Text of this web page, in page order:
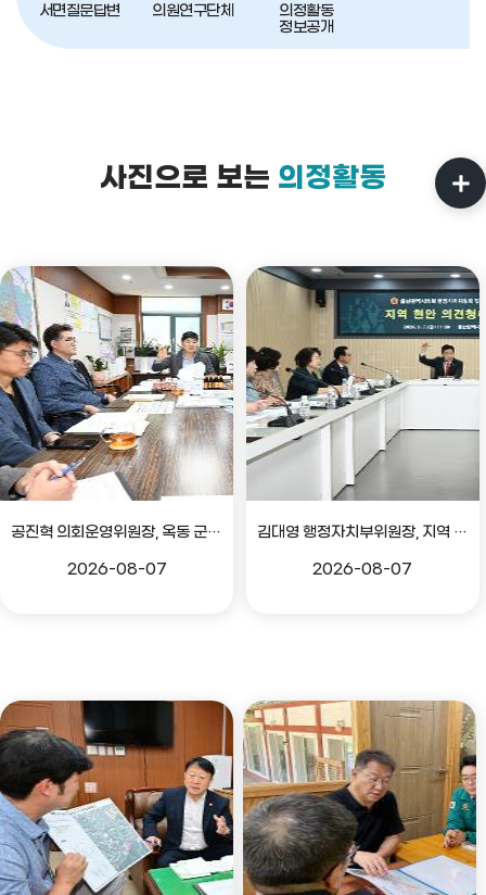
서면질문답변 의원연구단체
의정활동
정보공개
사진으로 보는 의정활동
공진혁 의회운영위원장, 옥동 군부대 이전지 양동마을 주민지원사업 점검
2026-08-07
김대영 행정자치부위원장, 지역 현안 의견 청취 간담회
2026-08-07